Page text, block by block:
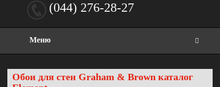
(044) 276-28-27
Меню
Обои для стен Graham & Brown каталог